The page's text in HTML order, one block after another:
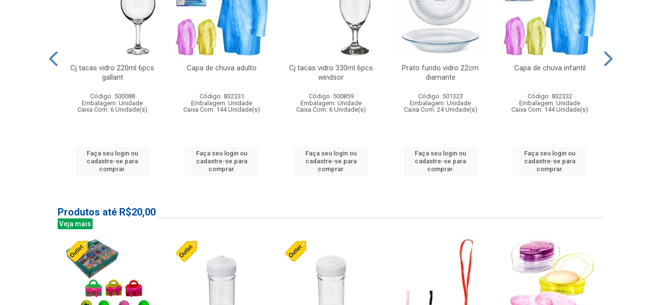
Cj tacas vidro 220ml 6pcs
gallant
Código: 500088
Embalagem: Unidade
Caixa Com: 6 Unidade(s)
Faça seu login ou
cadastre-se para
comprar.
Capa de chuva adulto
Código: 832331
Embalagem: Unidade
Caixa Com: 144 Unidade(s)
Faça seu login ou
cadastre-se para
comprar.
Cj tacas vidro 330ml 6pcs
windsor
Código: 500859
Embalagem: Unidade
Caixa Com: 6 Unidade(s)
Faça seu login ou
cadastre-se para
comprar.
Prato fundo vidro 22cm
diamante
Código: 501323
Embalagem: Unidade
Caixa Com: 24 Unidade(s)
Faça seu login ou
cadastre-se para
comprar.
Capa de chuva infantil
Código: 832332
Embalagem: Unidade
Caixa Com: 144 Unidade(s)
Faça seu login ou
cadastre-se para
comprar.
Produtos até R$20,00
Veja mais